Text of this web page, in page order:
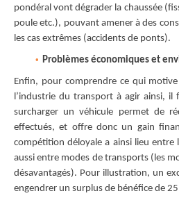
pondéral vont dégrader la chaussée
poule etc.), pouvant amener à des
les cas extrêmes (accidents de ponts).
Problèmes économiques et
Enfin, pour comprendre ce qui
l’industrie du transport à agir ainsi, il
surcharger un véhicule permet de
effectués, et offre donc un gain
compétition déloyale a ainsi lieu entre
aussi entre modes de transports (les
désavantagés). Pour illustration, un
engendrer un surplus de bénéfice de